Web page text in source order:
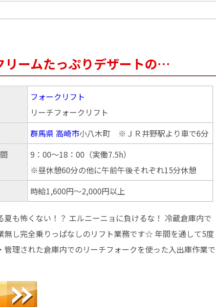
リームたっぷりデザートの…
フォークリフト
リーチフォークリフト
群馬県 高崎市小八木町 ※ＪＲ井野駅より車で6分
9：00～18：00（実働7.5h）
※昼休憩60分の他に午前午後それぞれ15分休憩
時給1,600円～2,000円以上
夏も怖くない！？ エルニーニョに負けるな！ 冷蔵倉庫内で
無し完全乗りっぱなしのリフト業務です☆ 年間を通して5度
管理された倉庫内でのリーチフォークを使った入出庫作業で